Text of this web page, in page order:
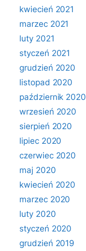
kwiecień 2021
marzec 2021
luty 2021
styczeń 2021
grudzień 2020
listopad 2020
październik 2020
wrzesień 2020
sierpień 2020
lipiec 2020
czerwiec 2020
maj 2020
kwiecień 2020
marzec 2020
luty 2020
styczeń 2020
grudzień 2019